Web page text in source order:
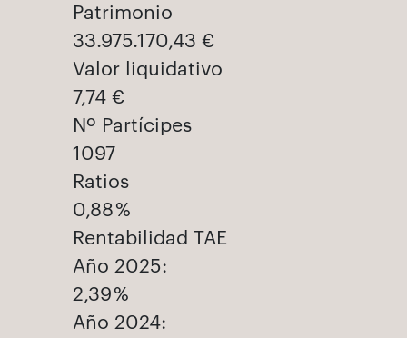
Patrimonio
33.975.170,43 €
Valor liquidativo
7,74 €
Nº Partícipes
1097
Ratios
0,88 %
Rentabilidad TAE
Año 2025:
2,39 %
Año 2024: